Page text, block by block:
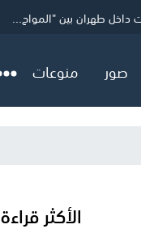
جديد
داخل طهران بين "المواج...
صور منوعات
الأكثر قراءة